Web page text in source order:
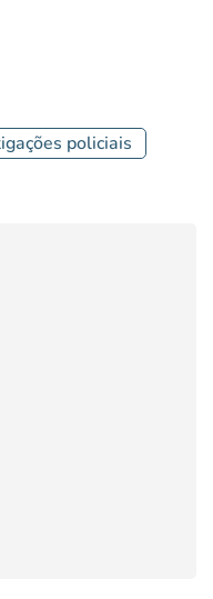
policiais